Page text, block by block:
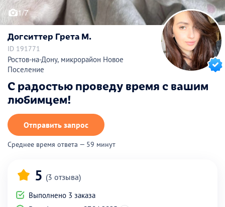
1/7
Догситтер Грета М.
ID 191771
Ростов-на-Дону, микрорайон Новое
Поселение
С радостью проведу время с вашим
любимцем!
Отправить запрос
Среднее время ответа — 59 минут
5 (3 отзыва)
Выполнено 3 заказа